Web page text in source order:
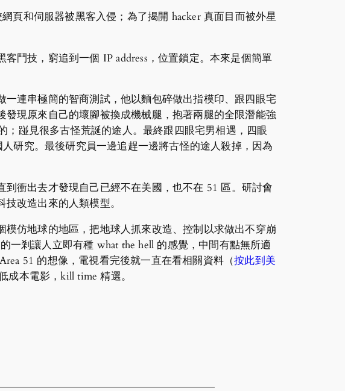
頁和伺服器被黑客入侵；為了揭開 hacker 真面目而被外星
鬥技，窮追到一個 IP address，位置鎖定。本來是個簡單
連串極簡的智商測試，他以麵包碎做出指模印、跟四眼宅
現原來自己的壞腳被換成機械腿，抱著兩腿的全限潛能強
踫見很多古怪荒誕的途人。最終跟四眼宅男相遇，四眼
研究。最後研究員一邊追趕一邊將古怪的途人殺掉，因為
衝出去才發現自己已經不在美國，也不在 51 區。研討會
改造出來的人類模型。
仿地球的地區，把地球人抓來改造、控制以求做出不穿崩
一剎讓人立即有種 what the hell 的感覺，中間有點無所適
51 的想像，電視看完後就一直在看相關資料（按此到美
成本電影，kill time 精選。